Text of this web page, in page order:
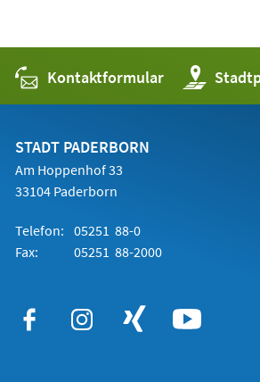
Kontaktformular (Öffnet
in
einem
STADT PADERBORN
Am Hoppenhof 33
33104 Paderborn
Telefon: 05251 88-0
Fax:
05251 88-2000